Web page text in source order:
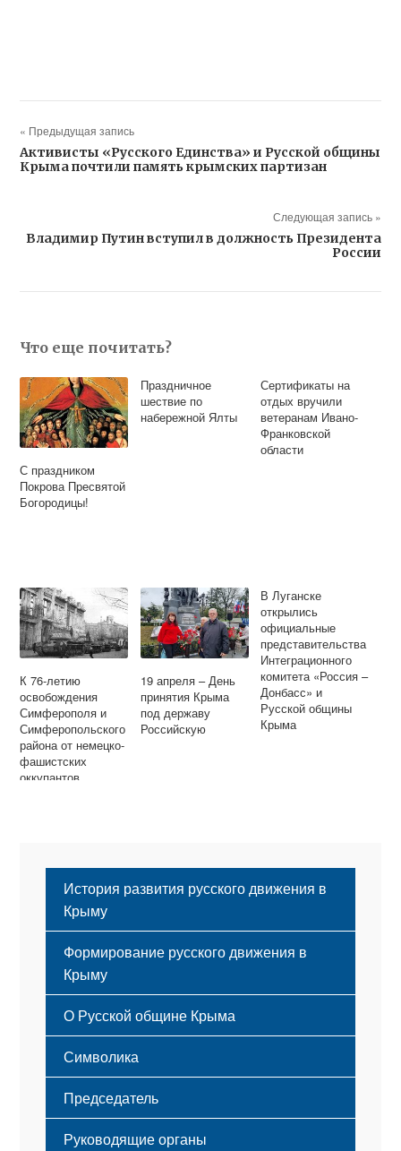
« Предыдущая запись
Активисты «Русского Единства» и Русской общины
Крыма почтили память крымских партизан
Следующая запись »
Владимир Путин вступил в должность Президента
России
Что еще почитать?
С праздником
Покрова Пресвятой
Богородицы!
Праздничное
шествие по
набережной Ялты
Сертификаты на
отдых вручили
ветеранам Ивано-
Франковской
области
К 76-летию
освобождения
Симферополя и
Симферопольского
района от немецко-
фашистских
оккупантов
19 апреля – День
принятия Крыма
под державу
Российскую
В Луганске
открылись
официальные
представительства
Интеграционного
комитета «Россия –
Донбасс» и
Русской общины
Крыма
История развития русского движения в
Крыму
Формирование русского движения в
Крыму
Русский Крым
О Русской общине Крыма
Этапы становления
Принципы деятельности
Структура
Мероприятия
Символика
Флаг
Герб
Гимн
Председатель
Руководящие органы